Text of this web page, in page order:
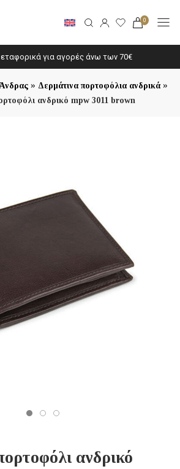
0
για αγορές άνω των 70€
» Δερμάτινα πορτοφόλια ανδρικά »
ανδρικό mpw 3011 brown
ανδρικό